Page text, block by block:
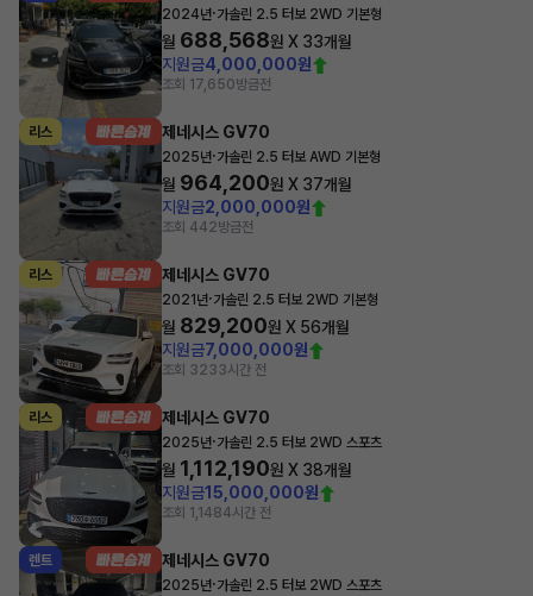
2024년·가솔린 2.5 터보 2WD 기본형
월 688,568원 X 33개월
지원금4,000,000원
조회 17,650방금전
리스 제네시스 GV70
2025년·가솔린 2.5 터보 AWD 기본형
월 964,200원 X 37개월
지원금2,000,000원
조회 442방금전
리스 제네시스 GV70
2021년·가솔린 2.5 터보 2WD 기본형
월 829,200원 X 56개월
지원금7,000,000원
조회 3233시간 전
리스 제네시스 GV70
2025년·가솔린 2.5 터보 2WD 스포츠
월 1,112,190원 X 38개월
지원금15,000,000원
조회 1,1484시간 전
렌트 제네시스 GV70
2025년·가솔린 2.5 터보 2WD 스포츠